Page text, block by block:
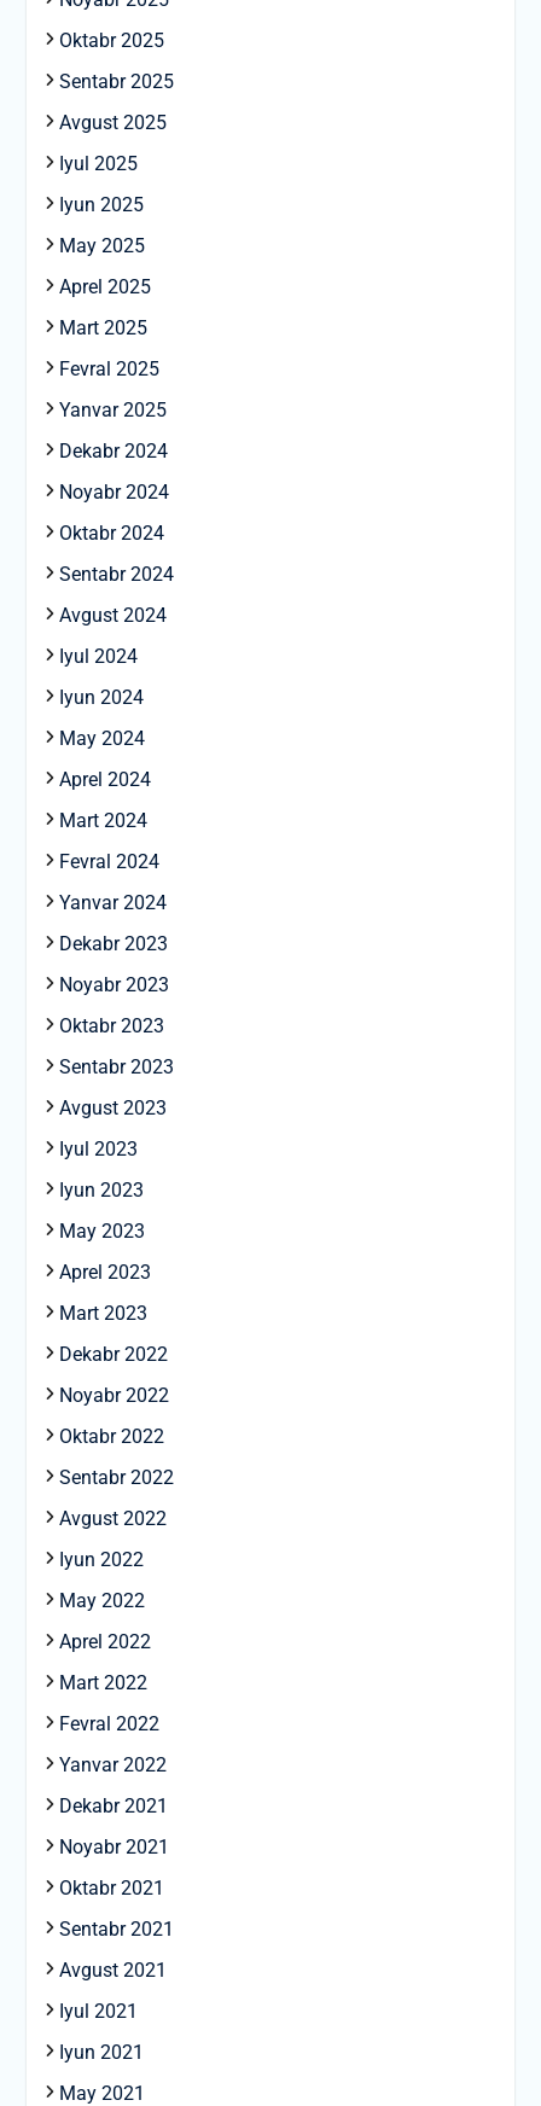
Oktabr 2025
Sentabr 2025
Avgust 2025
Iyul 2025
Iyun 2025
May 2025
Aprel 2025
Mart 2025
Fevral 2025
Yanvar 2025
Dekabr 2024
Noyabr 2024
Oktabr 2024
Sentabr 2024
Avgust 2024
Iyul 2024
Iyun 2024
May 2024
Aprel 2024
Mart 2024
Fevral 2024
Yanvar 2024
Dekabr 2023
Noyabr 2023
Oktabr 2023
Sentabr 2023
Avgust 2023
Iyul 2023
Iyun 2023
May 2023
Aprel 2023
Mart 2023
Dekabr 2022
Noyabr 2022
Oktabr 2022
Sentabr 2022
Avgust 2022
Iyun 2022
May 2022
Aprel 2022
Mart 2022
Fevral 2022
Yanvar 2022
Dekabr 2021
Noyabr 2021
Oktabr 2021
Sentabr 2021
Avgust 2021
Iyul 2021
Iyun 2021
May 2021